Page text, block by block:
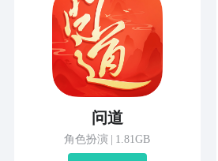
问道
角色扮演 1.81GB